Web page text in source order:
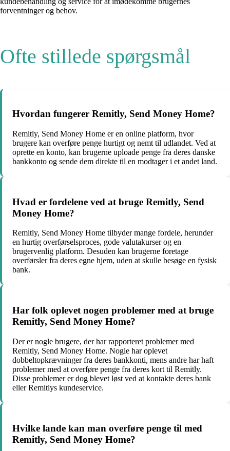
forventninger og behov.
Ofte stillede spørgsmål
Hvordan fungerer Remitly, Send Money Home?
Remitly, Send Money Home er en online platform, hvor
brugere kan overføre penge hurtigt og nemt til udlandet. Ved at
oprette en konto, kan brugerne uploade penge fra deres danske
bankkonto og sende dem direkte til en modtager i et andet land.
Hvad er fordelene ved at bruge Remitly, Send
Money Home?
Remitly, Send Money Home tilbyder mange fordele, herunder
en hurtig overførselsproces, gode valutakurser og en
brugervenlig platform. Desuden kan brugerne foretage
overførsler fra deres egne hjem, uden at skulle besøge en fysisk
bank.
Har folk oplevet nogen problemer med at bruge
Remitly, Send Money Home?
Der er nogle brugere, der har rapporteret problemer med
Remitly, Send Money Home. Nogle har oplevet
dobbeltopkrævninger fra deres bankkonti, mens andre har haft
problemer med at overføre penge fra deres kort til Remitly.
Disse problemer er dog blevet løst ved at kontakte deres bank
eller Remitlys kundeservice.
Hvilke lande kan man overføre penge til med
Remitly, Send Money Home?